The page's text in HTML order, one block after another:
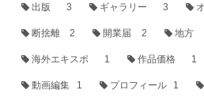
出版 3 ギャラリー 3
断捨離 2 開業届 2 地方
海外エキスポ 1 作品価格 1
動画編集 1 プロフィール 1